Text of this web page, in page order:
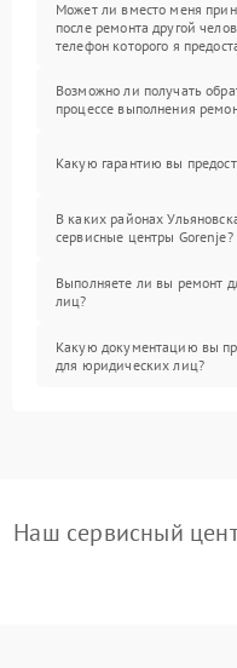
Может ли вместо меня
после ремонта другой
телефон которого я
Возможно ли получать
процессе выполнения
Какую гарантию вы
В каких районах
сервисные центры Gorenje?
Выполняете ли вы ремонт
лиц?
Какую документацию вы
для юридических лиц?
Наш сервисный